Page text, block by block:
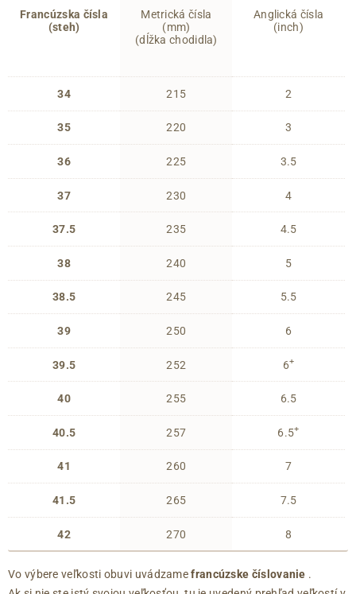
Francúzska čísla
(steh)
34
35
36
37
37.5
38
38.5
39
39.5
40
40.5
41
41.5
42
Metrická čísla
(mm)
(dĺžka chodidla)
215
220
225
230
235
240
245
250
252
255
257
260
265
270
Anglická čísla
(inch)
2
3
3.5
4
4.5
5
5.5
6
6+
6.5
6.5+
7
7.5
8
Vo výbere veľkosti obuvi uvádzamefrancúzske číslovanie .